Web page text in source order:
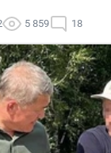
5 859 18